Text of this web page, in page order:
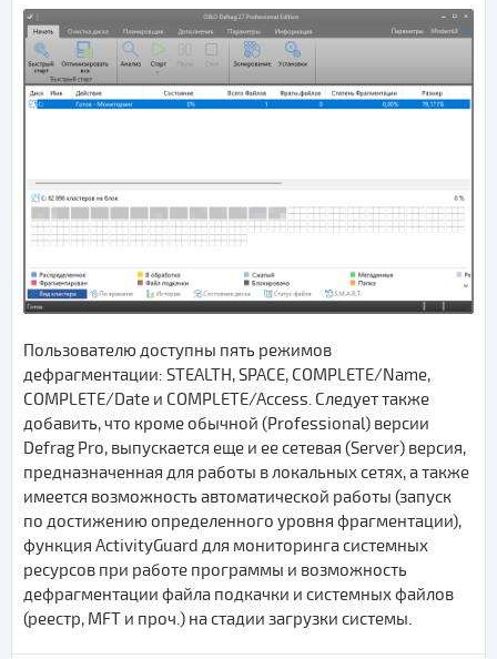
Пользователю доступны пять режимов
дефрагментации: STEALTH, SPACE, COMPLETE/Name,
COMPLETE/Date и COMPLETE/Access. Следует также
добавить, что кроме обычной (Professional) версии
Defrag Pro, выпускается еще и ее сетевая (Server) версия,
предназначенная для работы в локальных сетях, а также
имеется возможность автоматической работы (запуск
по достижению определенного уровня фрагментации),
функция ActivityGuard для мониторинга системных
ресурсов при работе программы и возможность
дефрагментации файла подкачки и системных файлов
(реестр, MFT и проч.) на стадии загрузки системы.